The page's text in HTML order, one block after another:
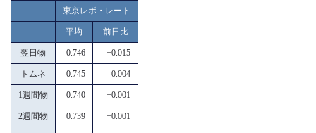
東京レポ・レート
平均 前日比
翌日物 0.746 +0.015
トムネ 0.745 -0.004
1週間物 0.740 +0.001
2週間物 0.739 +0.001